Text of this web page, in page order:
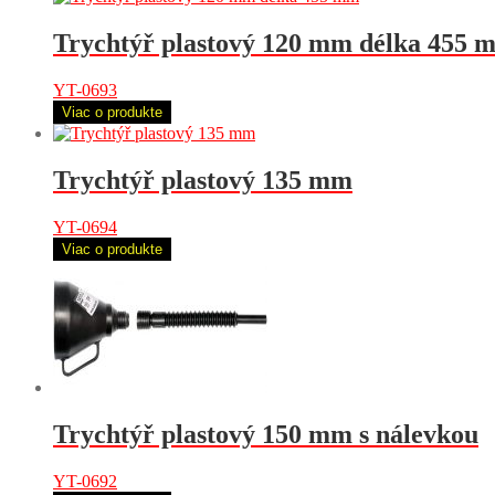
Trychtýř plastový 120 mm délka 455
YT-0693
Viac o produkte
Trychtýř plastový 135 mm
YT-0694
Viac o produkte
Trychtýř plastový 150 mm s nálevkou
YT-0692